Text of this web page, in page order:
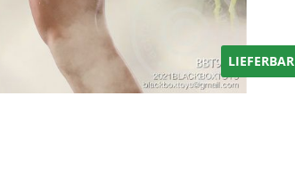
LIEFERBAR